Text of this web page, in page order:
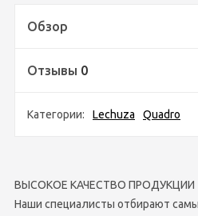
Обзор
Отзывы 0
Категории: Lechuza Quadro
ВЫСОКОЕ КАЧЕСТВО ПРОДУКЦИИ
Наши специалисты отбирают